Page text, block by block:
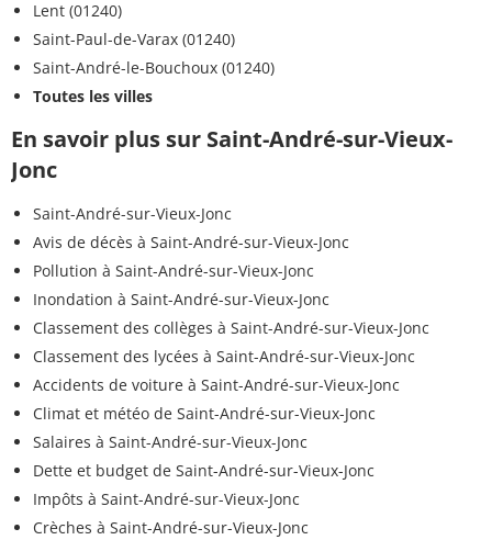
Lent (01240)
Saint-Paul-de-Varax (01240)
Saint-André-le-Bouchoux (01240)
Toutes les villes
En savoir plus sur Saint-André-sur-Vieux-
Jonc
Saint-André-sur-Vieux-Jonc
Avis de décès à Saint-André-sur-Vieux-Jonc
Pollution à Saint-André-sur-Vieux-Jonc
Inondation à Saint-André-sur-Vieux-Jonc
Classement des collèges à Saint-André-sur-Vieux-Jonc
Classement des lycées à Saint-André-sur-Vieux-Jonc
Accidents de voiture à Saint-André-sur-Vieux-Jonc
Climat et météo de Saint-André-sur-Vieux-Jonc
Salaires à Saint-André-sur-Vieux-Jonc
Dette et budget de Saint-André-sur-Vieux-Jonc
Impôts à Saint-André-sur-Vieux-Jonc
Crèches à Saint-André-sur-Vieux-Jonc